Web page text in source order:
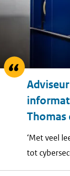
Adviseur
Thomas
‘Met veel
tot